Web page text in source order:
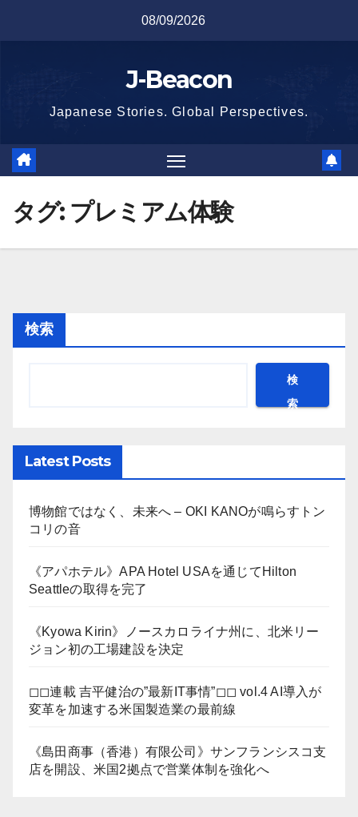
08/09/2026
J-Beacon
Japanese Stories. Global Perspectives.
タグ: プレミアム体験
検索
検
索
Latest Posts
博物館ではなく、未来へ – OKI KANOが鳴らすトン
コリの音
《アパホテル》APA Hotel USAを通じてHilton
Seattleの取得を完了
《Kyowa Kirin》ノースカロライナ州に、北米リー
ジョン初の工場建設を決定
◻︎◻︎連載 吉平健治の”最新IT事情”◻︎◻︎ vol.4 AI導入が
変革を加速する米国製造業の最前線
《島田商事（香港）有限公司》サンフランシスコ支
店を開設、米国2拠点で営業体制を強化へ